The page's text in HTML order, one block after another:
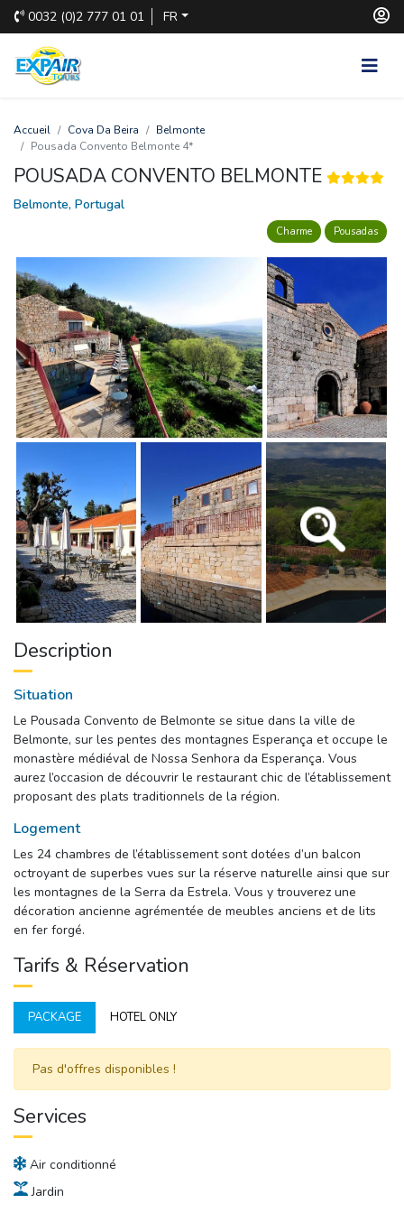
0032 (0)2 777 01 01 FR
Accueil Cova Da Beira
Belmonte
Pousada Convento Belmonte 4*
POUSADA CONVENTO BELMONTE
Belmonte, Portugal
Charme Pousadas
Description
Situation
Le Pousada Convento de Belmonte se situe dans la ville de
Belmonte, sur les pentes des montagnes Esperança et occupe le
monastère médiéval de Nossa Senhora da Esperança. Vous
aurez l’occasion de découvrir le restaurant chic de l’établissement
proposant des plats traditionnels de la région.
Logement
Les 24 chambres de l’établissement sont dotées d’un balcon
octroyant de superbes vues sur la réserve naturelle ainsi que sur
les montagnes de la Serra da Estrela. Vous y trouverez une
décoration ancienne agrémentée de meubles anciens et de lits
en fer forgé.
Tarifs & Réservation
PACKAGE HOTEL ONLY
Pas d'offres disponibles !
Services
Air conditionné
Jardin